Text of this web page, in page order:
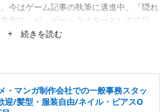
今はゲーム記事の執筆に邁進中。「隠れ
作に」が、ゲームライターとしての目
れていない作品にスポットを当てたが
+ 続きを読む
・マンガ制作会社での一般事務スタッ
迎/髪型・服装自由/ネイル・ピアスO